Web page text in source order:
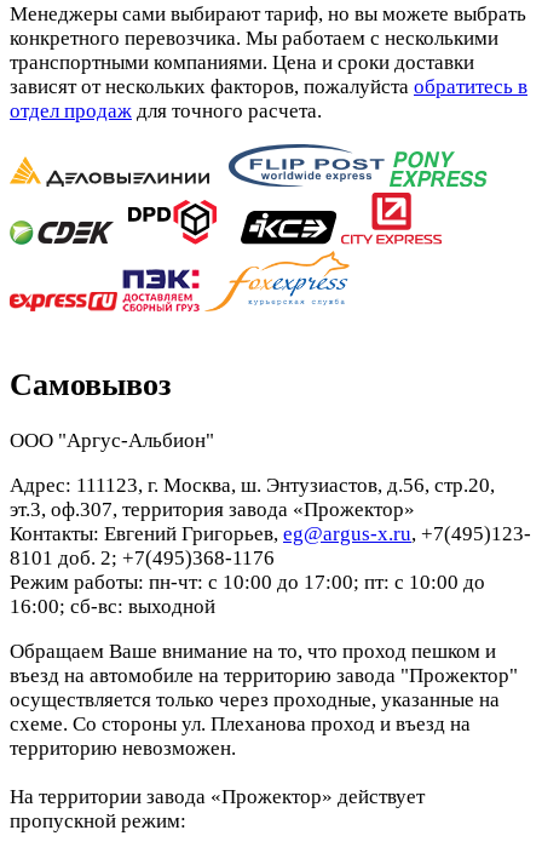
Менеджеры сами выбирают тариф, но вы можете выбрать
конкретного перевозчика. Мы работаем с несколькими
транспортными компаниями. Цена и сроки доставки
зависят от нескольких факторов, пожалуйста обратитесь в
отдел продаж для точного расчета.
Самовывоз
ООО "Аргус-Альбион"
Адрес: 111123, г. Москва, ш. Энтузиастов, д.56, стр.20,
эт.3, оф.307, территория завода «Прожектор»
Контакты: Евгений Григорьев, eg@argus-x.ru, +7(495)123-
8101 доб. 2; +7(495)368-1176
Режим работы: пн-чт: с 10:00 до 17:00; пт: с 10:00 до
16:00; сб-вс: выходной
Обращаем Ваше внимание на то, что проход пешком и
въезд на автомобиле на территорию завода "Прожектор"
осуществляется только через проходные, указанные на
схеме. Со стороны ул. Плеханова проход и въезд на
территорию невозможен.
На территории завода «Прожектор» действует
пропускной режим: